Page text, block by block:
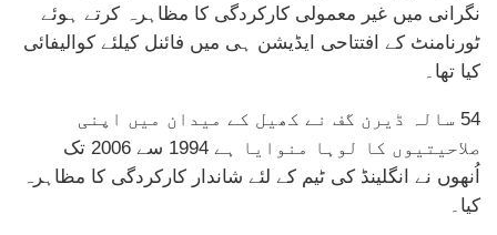
نگرانی میں غیر معمولی کارکردگی کا مظاہرہ کرتے ہوئے
ٹورنامنٹ کے افتتاحی ایڈیشن ہی میں فائنل کیلئے کوالیفائی
کیا تھا۔
54 سالہ ڈیرن گف نے کھیل کے میدان میں اپنی
صلاحیتیوں کا لوہا منوایا ہے 1994 سے 2006 تک
اُنھوں نے انگلینڈ کی ٹیم کے لئے شاندار کارکردگی کا مظاہرہ
کیا۔